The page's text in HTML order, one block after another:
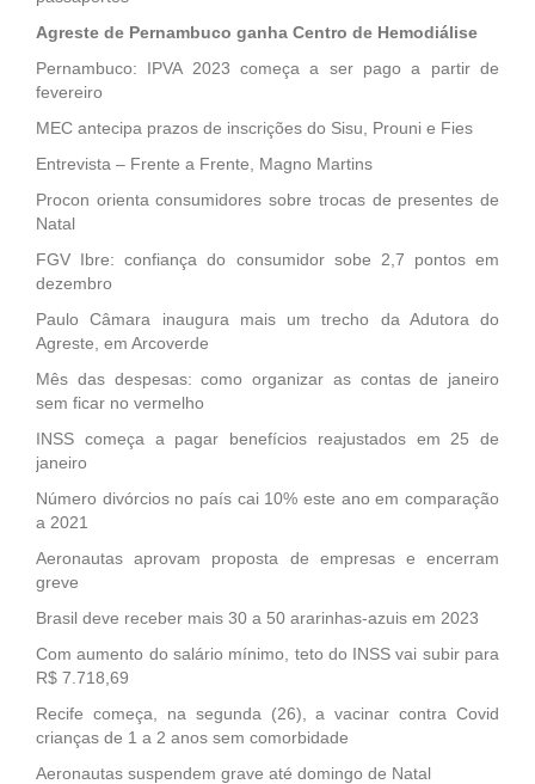
Agreste de Pernambuco ganha Centro de Hemodiálise
Pernambuco: IPVA 2023 começa a ser pago a partir de
fevereiro
MEC antecipa prazos de inscrições do Sisu, Prouni e Fies
Entrevista – Frente a Frente, Magno Martins
Procon orienta consumidores sobre trocas de presentes de
Natal
FGV Ibre: confiança do consumidor sobe 2,7 pontos em
dezembro
Paulo Câmara inaugura mais um trecho da Adutora do
Agreste, em Arcoverde
Mês das despesas: como organizar as contas de janeiro
sem ficar no vermelho
INSS começa a pagar benefícios reajustados em 25 de
janeiro
Número divórcios no país cai 10% este ano em comparação
a 2021
Aeronautas aprovam proposta de empresas e encerram
greve
Brasil deve receber mais 30 a 50 ararinhas-azuis em 2023
Com aumento do salário mínimo, teto do INSS vai subir para
R$ 7.718,69
Recife começa, na segunda (26), a vacinar contra Covid
crianças de 1 a 2 anos sem comorbidade
Aeronautas suspendem grave até domingo de Natal